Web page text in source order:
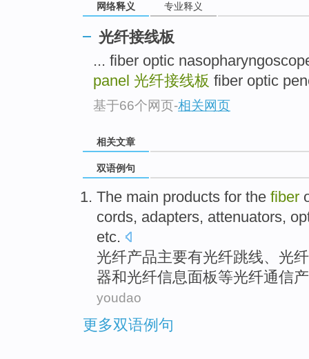
网络释义 专业释义
光纤接线板
... fiber optic
panel 光纤接线板 fiber optic
基于66个网页-相关网页
相关文章
双语例句
The main products for the fiber
cords, adapters, attenuators,
etc.
光纤产品主要有光纤跳线、光纤
器和光纤信息面板等光纤通信
youdao
更多双语例句